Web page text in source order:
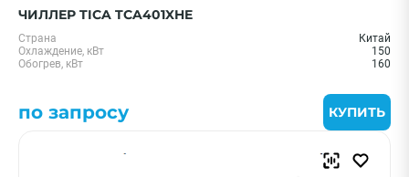
ЧИЛЛЕР TICA TCA401XHE
Страна
Китай
Охлаждение, кВт
150
Обогрев, кВт
160
по запросу КУПИТЬ